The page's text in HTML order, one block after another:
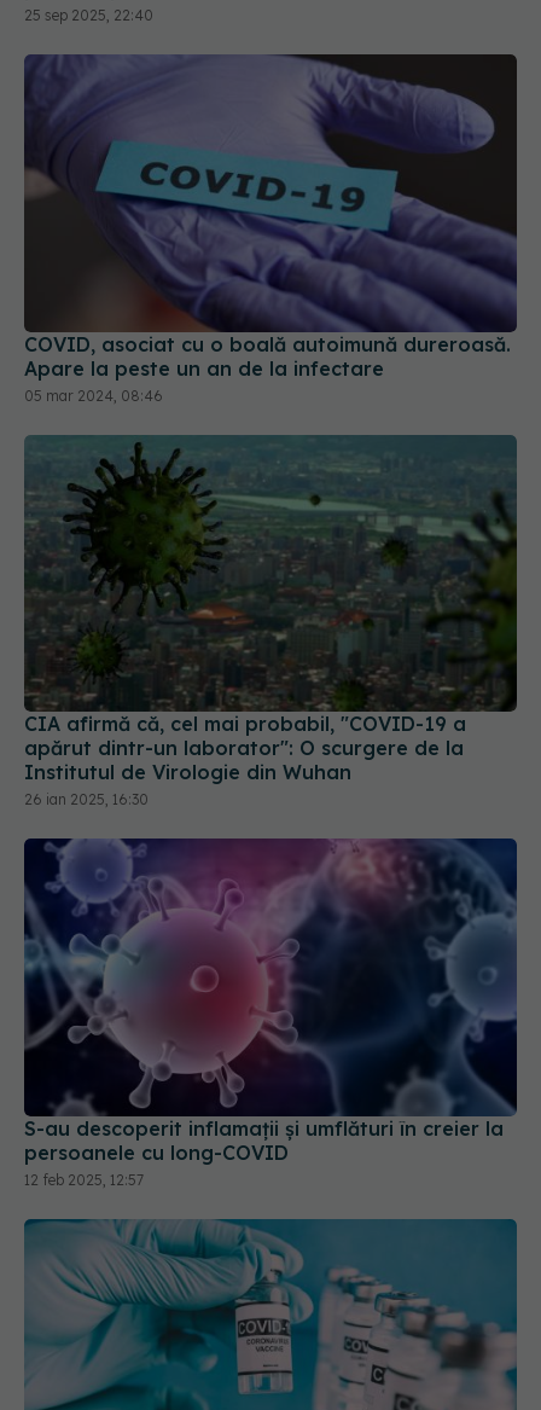
COVID, asociat cu o boală autoimună dureroasă.
Apare la peste un an de la infectare
05 mar 2024, 08:46
CIA afirmă că, cel mai probabil, "COVID-19 a
apărut dintr-un laborator": O scurgere de la
Institutul de Virologie din Wuhan
26 ian 2025, 16:30
S-au descoperit inflamaţii și umflături în creier la
persoanele cu long-COVID
12 feb 2025, 12:57